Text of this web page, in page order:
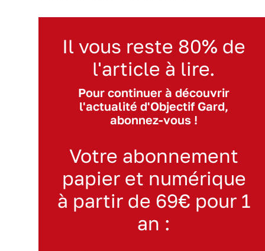
Il vous reste 80% de
l'article à lire.
Pour continuer à découvrir
l'actualité d'Objectif Gard,
abonnez-vous !
Votre abonnement
papier et numérique
à partir de 69€ pour 1
an :